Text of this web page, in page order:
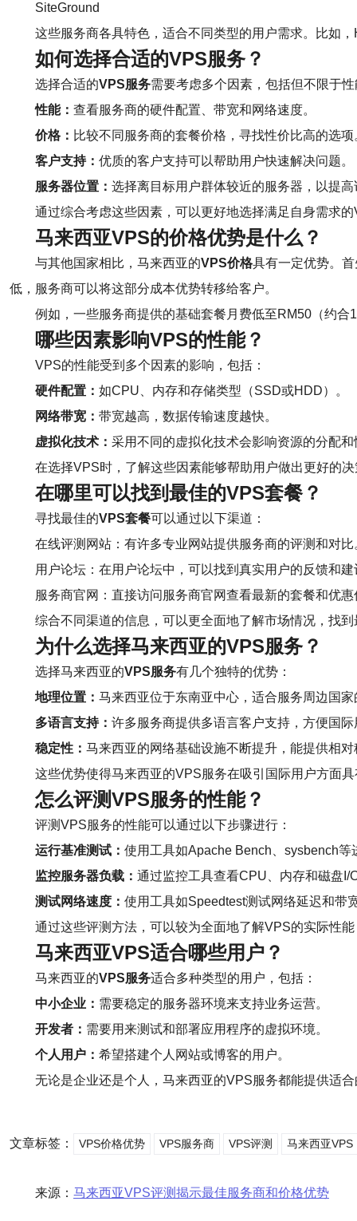
SiteGround
这些服务商各具特色，适合不同类型的用户需求。比如
如何选择合适的VPS服务？
选择合适的VPS服务需要考虑多个因素，包括但不限于
性能： 查看服务商的硬件配置、带宽和网络速度。
价格： 比较不同服务商的套餐价格，寻找性价比高的选项
客户支持： 优质的客户支持可以帮助用户快速解决问题。
服务器位置： 选择离目标用户群体较近的服务器，以提
通过综合考虑这些因素，可以更好地选择满足自身需求
马来西亚VPS的价格优势是什么？
与其他国家相比，马来西亚的VPS价格具有一定优势。
低，服务商可以将这部分成本优势转移给客户。
例如，一些服务商提供的基础套餐月费低至RM50（约
哪些因素影响VPS的性能？
VPS的性能受到多个因素的影响，包括：
硬件配置： 如CPU、内存和存储类型（SSD或HDD）。
网络带宽： 带宽越高，数据传输速度越快。
虚拟化技术： 采用不同的虚拟化技术会影响资源的分配
在选择VPS时，了解这些因素能够帮助用户做出更好的
在哪里可以找到最佳的VPS套餐？
寻找最佳的VPS套餐可以通过以下渠道：
在线评测网站：有许多专业网站提供服务商的评测和对比
用户论坛：在用户论坛中，可以找到真实用户的反馈和建
服务商官网：直接访问服务商官网查看最新的套餐和优惠
综合不同渠道的信息，可以更全面地了解市场情况，找
为什么选择马来西亚的VPS服务？
选择马来西亚的VPS服务有几个独特的优势：
地理位置： 马来西亚位于东南亚中心，适合服务周边国家
多语言支持： 许多服务商提供多语言客户支持，方便国
稳定性： 马来西亚的网络基础设施不断提升，能提供相
这些优势使得马来西亚的VPS服务在吸引国际用户方面
怎么评测VPS服务的性能？
评测VPS服务的性能可以通过以下步骤进行：
运行基准测试： 使用工具如Apache Bench、sysbench等
监控服务器负载： 通过监控工具查看CPU、内存和磁盘I/
测试网络速度： 使用工具如Speedtest测试网络延迟和带
通过这些评测方法，可以较为全面地了解VPS的实际性
马来西亚VPS适合哪些用户？
马来西亚的VPS服务适合多种类型的用户，包括：
中小企业： 需要稳定的服务器环境来支持业务运营。
开发者： 需要用来测试和部署应用程序的虚拟环境。
个人用户： 希望搭建个人网站或博客的用户。
无论是企业还是个人，马来西亚的VPS服务都能提供适
文章标签： VPS价格优势 VPS服务商 VPS评测 马来西亚VPS
来源： 马来西亚VPS评测揭示最佳服务商和价格优势